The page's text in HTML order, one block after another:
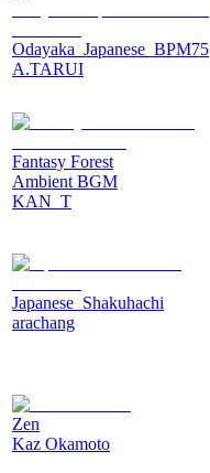
Odayaka_Japanese_BPM75
A.TARUI
Fantasy Forest
Ambient BGM
KAN_T
Japanese_Shakuhachi
arachang
Zen
Kaz Okamoto